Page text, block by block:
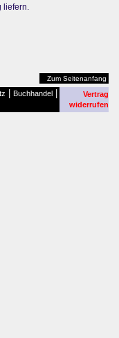
liefern.
Zum Seitenanfang
Buchhandel
Vertrag
widerrufen